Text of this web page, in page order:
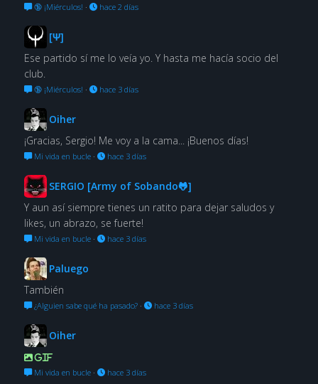
🔞 ¡Miérculos! · hace 2 días
[Ψ]
Ese partido sí me lo veía yo. Y hasta me hacía socio del
club.
🔞 ¡Miérculos! · hace 3 días
Oiher
¡Gracias, Sergio! Me voy a la cama... ¡Buenos días!
Mi vida en bucle· hace 3 días
SERGIO [Army of Sobando🐸]
Y aun así siempre tienes un ratito para dejar saludos y
likes, un abrazo, se fuerte!
Mi vida en bucle· hace 3 días
Paluego
También
¿Alguien sabe qué ha pasado?· hace 3 días
Oiher
GIF
Mi vida en bucle· hace 3 días